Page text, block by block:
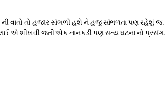
ની વાતો તો હજાર સાંભળી હશે ને હજુ સાંભળતા પણ
એ શીખવી જતી એક નાનકડી પણ સત્ય ઘટના નો પ્રસંગ.